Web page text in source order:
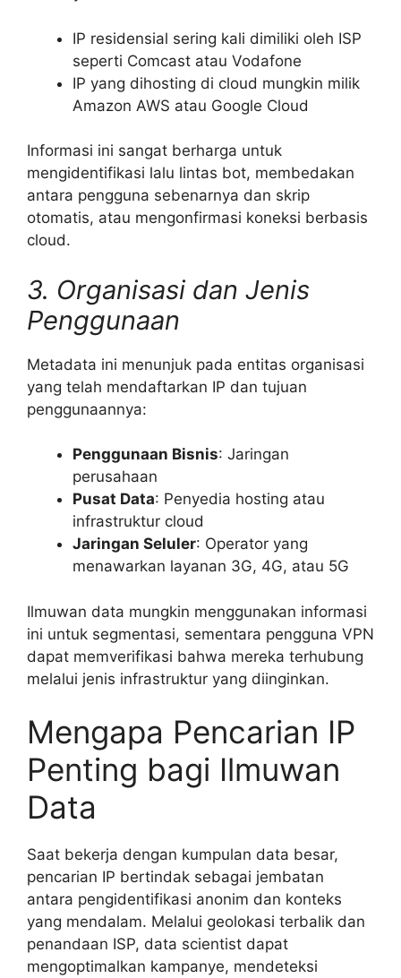
IP residensial sering kali dimiliki oleh ISP
seperti Comcast atau Vodafone
IP yang dihosting di cloud mungkin milik
Amazon AWS atau Google Cloud
Informasi ini sangat berharga untuk
mengidentifikasi lalu lintas bot, membedakan
antara pengguna sebenarnya dan skrip
otomatis, atau mengonfirmasi koneksi berbasis
cloud.
3. Organisasi dan Jenis
Penggunaan
Metadata ini menunjuk pada entitas organisasi
yang telah mendaftarkan IP dan tujuan
penggunaannya:
Penggunaan Bisnis: Jaringan
perusahaan
Pusat Data: Penyedia hosting atau
infrastruktur cloud
Jaringan Seluler: Operator yang
menawarkan layanan 3G, 4G, atau 5G
Ilmuwan data mungkin menggunakan informasi
ini untuk segmentasi, sementara pengguna VPN
dapat memverifikasi bahwa mereka terhubung
melalui jenis infrastruktur yang diinginkan.
Mengapa Pencarian IP
Penting bagi Ilmuwan
Data
Saat bekerja dengan kumpulan data besar,
pencarian IP bertindak sebagai jembatan
antara pengidentifikasi anonim dan konteks
yang mendalam. Melalui geolokasi terbalik dan
penandaan ISP, data scientist dapat
mengoptimalkan kampanye, mendeteksi